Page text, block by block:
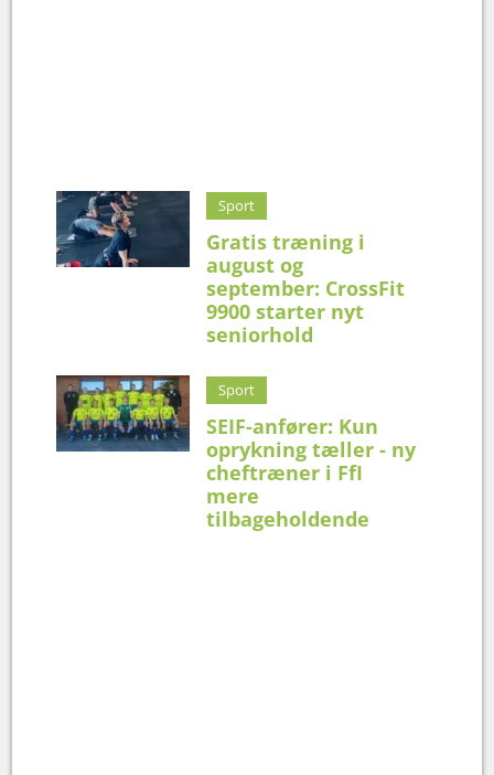
Sport
Gratis træning i
august og
september: CrossFit
9900 starter nyt
seniorhold
Sport
SEIF-anfører: Kun
oprykning tæller - ny
cheftræner i FfI
mere
tilbageholdende